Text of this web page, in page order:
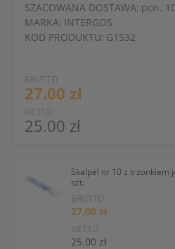
BRUTTO
27.00 zł
NETTO
25.00 zł
SZACOWANA DOSTAWA: pon.
MARKA: INTERGOS
KOD PRODUKTU: G1532
Skalpel nr 10 z trzonkiem
szt.
BRUTTO
27.00 zł
NETTO
25.00 zł